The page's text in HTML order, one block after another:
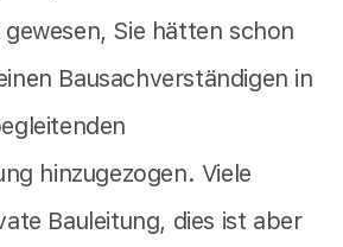
gewesen, Sie hätten schon
Bausachverständigen in
hinzugezogen. Viele
Bauleitung, dies ist aber